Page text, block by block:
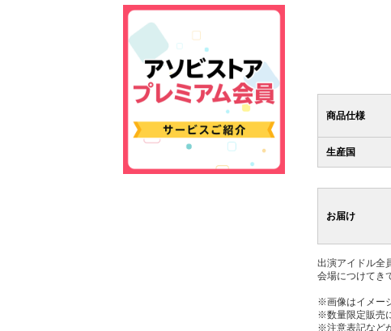
商品仕様
生産国
お届け
出演アイドル全
会場につけてき
※画像はイメー
※数量限定販売
※注意表記など